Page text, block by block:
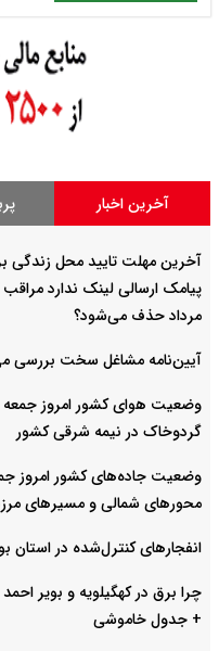
آخرین اخبار
آخرین مهلت تایید محل زندگی
پیامک ارسالی لینک ندارد مراقب
مرداد حذف می‌شود؟
آیین‌نامه مشاغل سخت بررسی
گردوخاک در نیمه شرقی کشور
محورهای شمالی و مسیرهای
انفجارهای کنترل‌شده در استان
+ جدول خاموشی